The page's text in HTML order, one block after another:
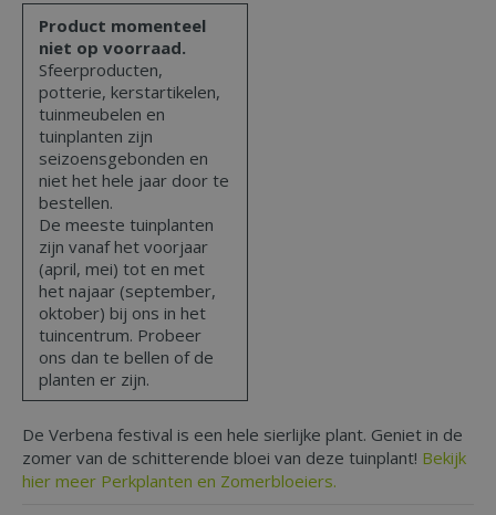
Product momenteel
niet op voorraad.
Sfeerproducten,
potterie, kerstartikelen,
tuinmeubelen en
tuinplanten zijn
seizoensgebonden en
niet het hele jaar door te
bestellen.
De meeste tuinplanten
zijn vanaf het voorjaar
(april, mei) tot en met
het najaar (september,
oktober) bij ons in het
tuincentrum. Probeer
ons dan te bellen of de
planten er zijn.
De Verbena festival is een hele sierlijke plant. Geniet in de
zomer van de schitterende bloei van deze tuinplant! Bekijk
hier meer Perkplanten en Zomerbloeiers.